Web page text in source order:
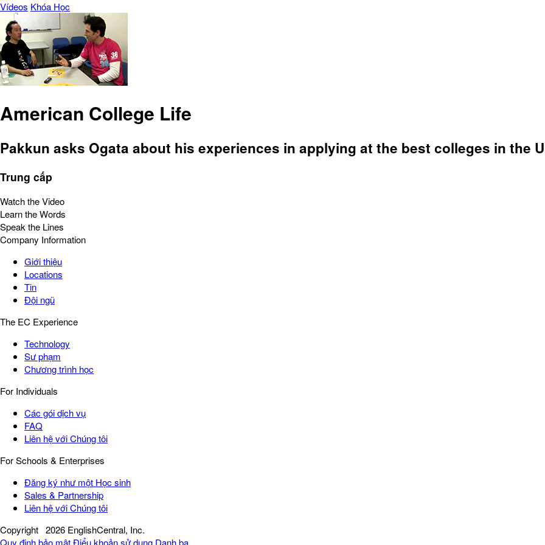
Vídeos Khóa Học
American College Life
Pakkun asks Ogata about his experiences in applying at the best colleges in the
Trung cấp
Watch the Video
Learn the Words
Speak the Lines
Company Information
Giới thiệu
Locations
Tin
Đội ngũ
The EC Experience
Technology
Sư phạm
Chương trình học
For Individuals
Các gói dịch vụ
FAQ
Liên hệ với Chúng tôi
For Schools & Enterprises
Đăng ký như một Học sinh
Sales & Partnership
Liên hệ với Chúng tôi
Copyright 2026 EnglishCentral, Inc.